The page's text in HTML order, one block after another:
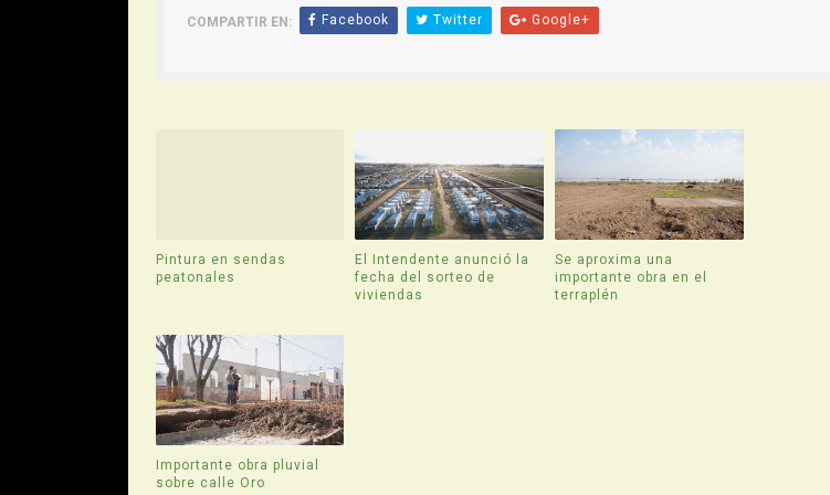
COMPARTIR EN: Facebook Twitter Google+
Pintura en sendas
peatonales
El Intendente anunció la
fecha del sorteo de
viviendas
Se aproxima una
importante obra en el
terraplén
Importante obra pluvial
sobre calle Oro